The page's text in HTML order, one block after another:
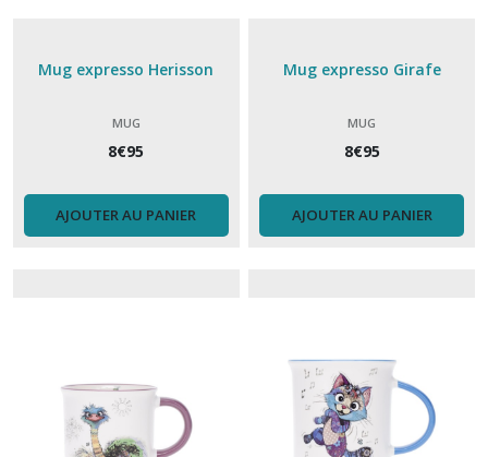
Mug expresso Herisson
MUG
8€95
AJOUTER AU PANIER
Mug expresso Girafe
MUG
8€95
AJOUTER AU PANIER